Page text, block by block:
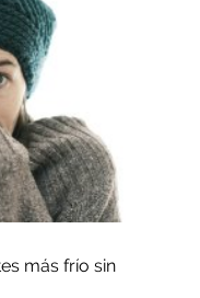
más frío sin